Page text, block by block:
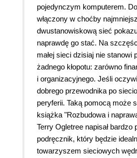
pojedynczym komputerem.
włączony w choćby
dwustanowiskową sieć
naprawdę go stać. Na
małej sieci dzisiaj nie stanowi
żadnego kłopotu: zarówno
i organizacyjnego. Jeśli
dobrego przewodnika po
peryferii. Taką pomocą może
książka "Rozbudowa i
Terry Ogletree napisał bardzo
podręcznik, który będzie
towarzyszem sieciowych